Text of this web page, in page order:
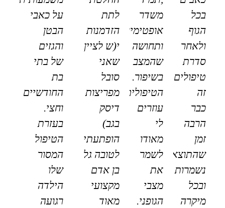
בכל
הגוף
ולאחר
סדרת
טיפולים
זה
כבר
הרבה
זמן
שהתוצאות
נשמרות
ובכל
מיקרה
משדר
אופטימיות
ותחושה
שהמצב
בשיפור.
הטיפולים
עוזרים
לי
מאודו
לשמר
את
מצבי
הגופני.
לתת
הזדמנות
י(ש לציין
שאני
סובל
מפריצות
דיסק
בגב)
הופתעתי
לטובה גל
בן אדם
מקצועי
מאוד
על כאבי
הבטן
והגזים
של בתי
בת
החודשיים
וחצי.
בעזרת
הטיפול
המסור
שלו
הילדה
רגועה